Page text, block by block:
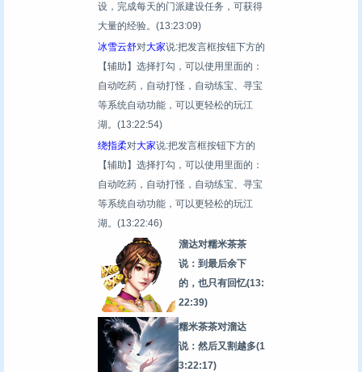
设，完成每天的门派建设任务，可获得
大量的经验。 (13:23:09)
冰雪云舒对大家说:把发言框按钮下方的
【辅助】选择打勾，可以使用里面的：
自动吃药，自动打怪，自动练宝、寻宝
等系统自动功能，可以更轻松的玩江
湖。 (13:22:54)
绕指柔对大家说:把发言框按钮下方的
【辅助】选择打勾，可以使用里面的：
自动吃药，自动打怪，自动练宝、寻宝
等系统自动功能，可以更轻松的玩江
湖。 (13:22:46)
溜达对糯米茶茶
说：到最后余下
的，也只有回忆(13:
22:39)
糯米茶茶对溜达
说：然后又割越多(1
3:22:17)